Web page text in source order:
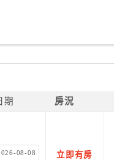
期 房況
08-08 立即有房